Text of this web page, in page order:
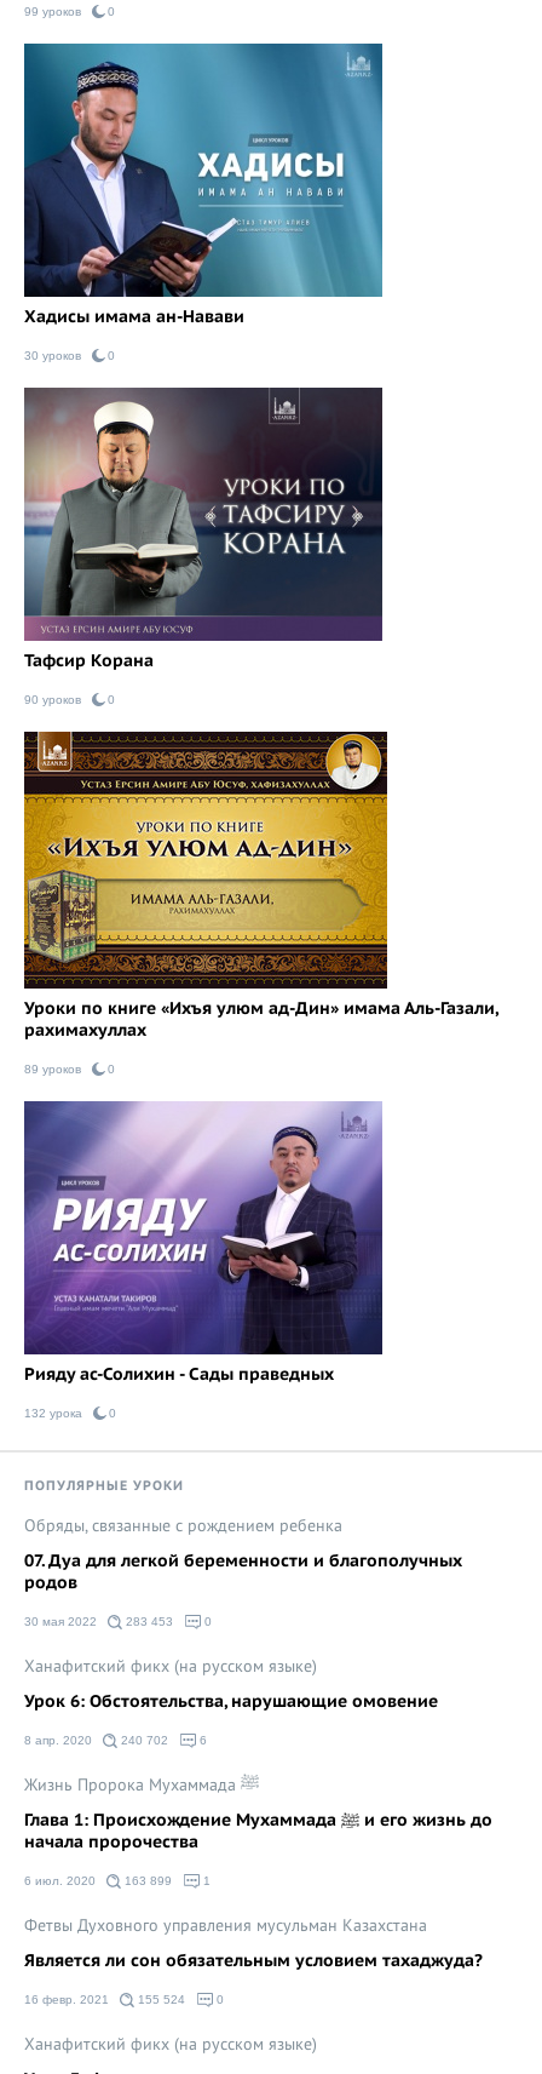
99 уроков 0
Хадисы имама ан-Навави
30 уроков 0
Тафсир Корана
90 уроков 0
Уроки по книге «Ихъя улюм ад-Дин» имама Аль-Газали,
рахимахуллах
89 уроков 0
Рияду ас-Солихин - Сады праведных
132 урока 0
ПОПУЛЯРНЫЕ УРОКИ
Обряды, связанные с рождением ребенка
07. Дуа для легкой беременности и благополучных
родов
30 мая 2022 283 453 0
Ханафитский фикх (на русском языке)
Урок 6: Обстоятельства, нарушающие омовение
8 апр. 2020 240 702 6
Жизнь Пророка Мухаммада ﷺ
Глава 1: Происхождение Мухаммада ﷺ и его жизнь до
начала пророчества
6 июл. 2020 163 899 1
Фетвы Духовного управления мусульман Казахстана
Является ли сон обязательным условием тахаджуда?
16 февр. 2021 155 524 0
Ханафитский фикх (на русском языке)